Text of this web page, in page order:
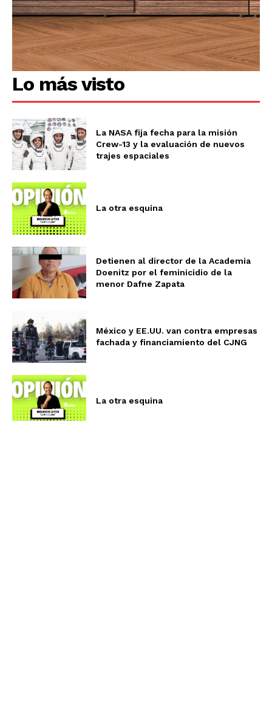
Lo más visto
La NASA fija fecha para la misión
Crew-13 y la evaluación de nuevos
trajes espaciales
La otra esquina
Detienen al director de la Academia
Doenitz por el feminicidio de la
menor Dafne Zapata
México y EE.UU. van contra empresas
fachada y financiamiento del CJNG
La otra esquina